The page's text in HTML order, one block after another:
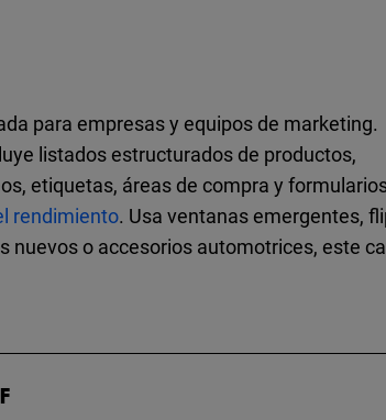
para empresas y equipos de marketing.
listados estructurados de productos,
etiquetas, áreas de compra y
rendimiento. Usa ventanas emergentes,
nuevos o accesorios automotrices, este